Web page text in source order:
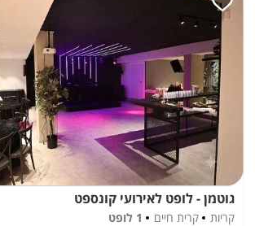
גוטמן - לופט לאירועי קונספט
קריות קרית חיים
1 לופט